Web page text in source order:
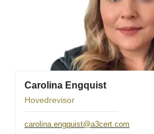
Carolina Engquist
Hovedrevisor
carolina.engquist@a3cert.com